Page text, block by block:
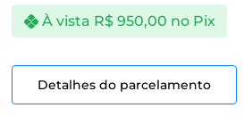
À vista R$950,00 no Pix
Detalhes do parcelamento